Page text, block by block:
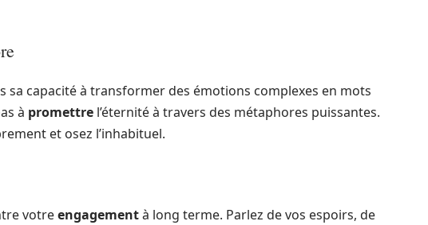
sa capacité à transformer des émotions complexes en mots
à promettre l’éternité à travers des métaphores puissantes.
et osez l’inhabituel.
votreengagementà long terme. Parlez de vos espoirs, de